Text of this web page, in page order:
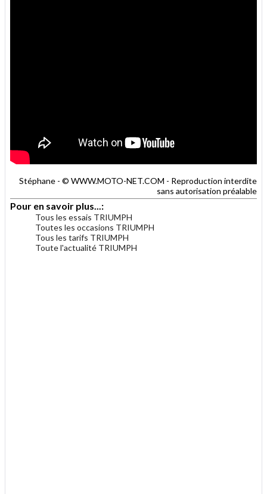
Stéphane - © WWW.MOTO-NET.COM - Reproduction interdite
sans autorisation préalable
Pour en savoir plus...:
Tous les essais TRIUMPH
Toutes les occasions TRIUMPH
Tous les tarifs TRIUMPH
Toute l'actualité TRIUMPH